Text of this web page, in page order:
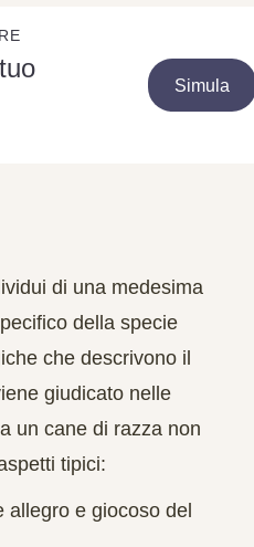
Simula
di una medesima
della specie
che descrivono il
giudicato nelle
un cane di razza non
tipici:
e giocoso del